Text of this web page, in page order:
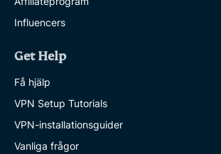
Influencers
Get Help
Få hjälp
VPN Setup Tutorials
VPN-installationsguider
Vanliga frågor